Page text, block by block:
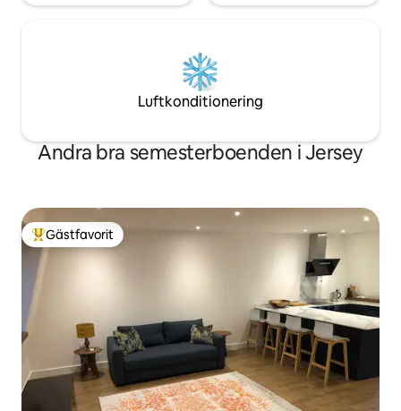
Luftkonditionering
Andra bra semesterboenden i Jersey
Populär gästfavorit
Gästfavorit